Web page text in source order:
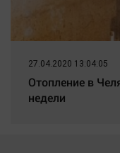
27.04.2020 13:04:05
Отопление в
недели